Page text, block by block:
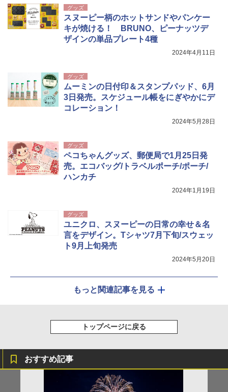
[キャンパーズコレクション 山善] 傘みたいに
広げるだけ パッとサッとテント キューブワ
イド ブラックコーティング フルクローズ メ
ッシュ 4人用 簡単設置 ポップアップテント P
0ml（連続噴射30秒）110ml（連続噴射15
秒）射程5～10m 安全ロック搭載 携帯収納袋
付き ヒグマ・イノシシ対策 自治体・教育機
関の購入実績 登山・キャンプ・アウトドア・
防災用品 長期保存可能 緊急時用 日本国内発
グッズ
スヌーピー柄のホットサンドやパンケー
キが焼ける！ BRUNO、ピーナッツデ
ザインの単品プレート4種
2024年4月11日
グッズ
ムーミンの日付印＆スタンプパッド、6月
3日発売。スケジュール帳をにぎやかにデ
コレーション！
2024年5月28日
グッズ
ペコちゃんグッズ、郵便局で1月25日発
売。エコバッグ/トラベルポーチ/ポーチ/
ハンカチ
2024年1月19日
グッズ
ユニクロ、スヌーピーの日常の幸せ＆名
言をデザイン。Tシャツ7月下旬/スウェッ
ト9月上旬発売
2024年5月20日
もっと関連記事を見る
トップページに戻る
おすすめ記事